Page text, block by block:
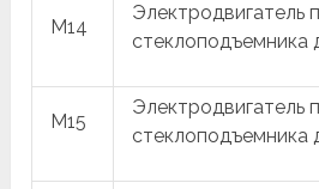
M14
Электродвигатель
стеклоподъемника
M15
Электродвигатель
стеклоподъемника